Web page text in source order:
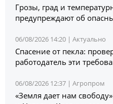
Грозы, град и
предупреждают об
06/08/2026 14:20 | Актуально
Спасение от пекла:
работодатель эти
06/08/2026 12:37 | Агропром
«Земля дает нам